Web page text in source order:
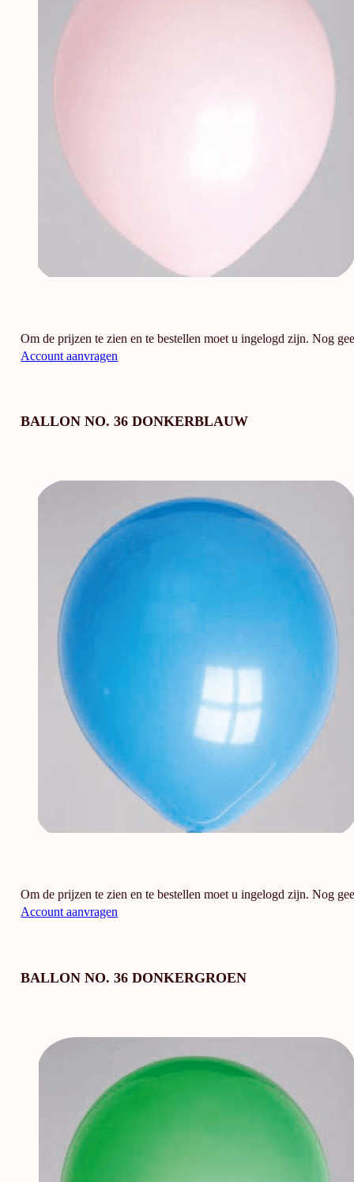
Om de prijzen te zien en te bestellen moet u ingelogd zijn. Nog
Account aanvragen
BALLON NO. 36 DONKERBLAUW
Om de prijzen te zien en te bestellen moet u ingelogd zijn. Nog
Account aanvragen
BALLON NO. 36 DONKERGROEN